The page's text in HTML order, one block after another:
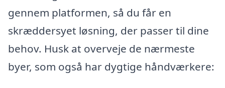
gennem platformen, så du får en
skræddersyet løsning, der passer til dine
behov. Husk at overveje de nærmeste
byer, som også har dygtige håndværkere: